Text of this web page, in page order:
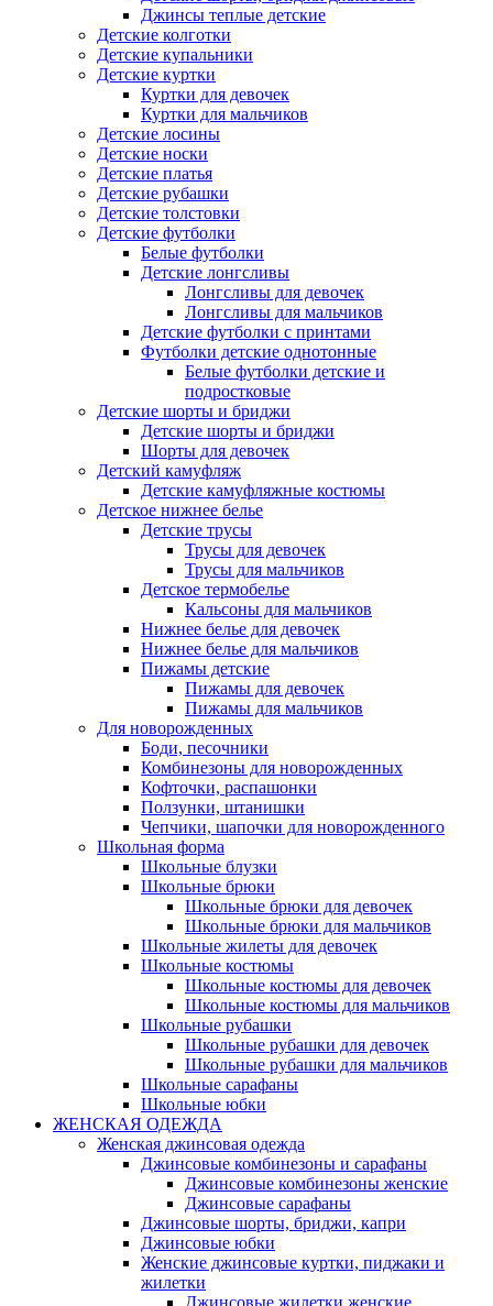
Джинсы теплые детские
Детские колготки
Детские купальники
Детские куртки
Куртки для девочек
Куртки для мальчиков
Детские лосины
Детские носки
Детские платья
Детские рубашки
Детские толстовки
Детские футболки
Белые футболки
Детские лонгсливы
Лонгсливы для девочек
Лонгсливы для мальчиков
Детские футболки с принтами
Футболки детские однотонные
Белые футболки детские и
подростковые
Детские шорты и бриджи
Детские шорты и бриджи
Шорты для девочек
Детский камуфляж
Детские камуфляжные костюмы
Детское нижнее белье
Детские трусы
Трусы для девочек
Трусы для мальчиков
Детское термобелье
Кальсоны для мальчиков
Нижнее белье для девочек
Нижнее белье для мальчиков
Пижамы детские
Пижамы для девочек
Пижамы для мальчиков
Для новорожденных
Боди, песочники
Комбинезоны для новорожденных
Кофточки, распашонки
Ползунки, штанишки
Чепчики, шапочки для новорожденного
Школьная форма
Школьные блузки
Школьные брюки
Школьные брюки для девочек
Школьные брюки для мальчиков
Школьные жилеты для девочек
Школьные костюмы
Школьные костюмы для девочек
Школьные костюмы для мальчиков
Школьные рубашки
Школьные рубашки для девочек
Школьные рубашки для мальчиков
Школьные сарафаны
Школьные юбки
ЖЕНСКАЯ ОДЕЖДА
Женская джинсовая одежда
Джинсовые комбинезоны и сарафаны
Джинсовые комбинезоны женские
Джинсовые сарафаны
Джинсовые шорты, бриджи, капри
Джинсовые юбки
Женские джинсовые куртки, пиджаки и
жилетки
Джинсовые жилетки женские